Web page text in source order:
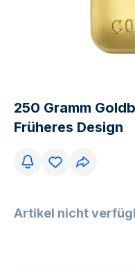
250 Gramm
Früheres Design
Artikel nicht